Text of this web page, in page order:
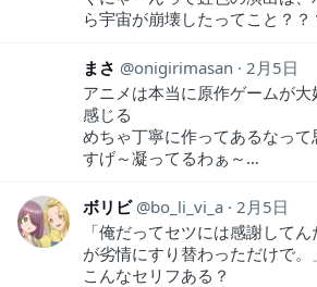
ら宇宙が崩壊したってこと？？
まさ onigirimasan
2月5日
アニメは本当に原作ゲームが
感じる
めちゃ丁寧に作ってあるなって
すげ～凝ってるわぁ～…
ボリビ bo_li_vi_a 2月5日
「俺だってセツには感謝して
が劣情にすり替わっただけで。」
こんなセリフある？